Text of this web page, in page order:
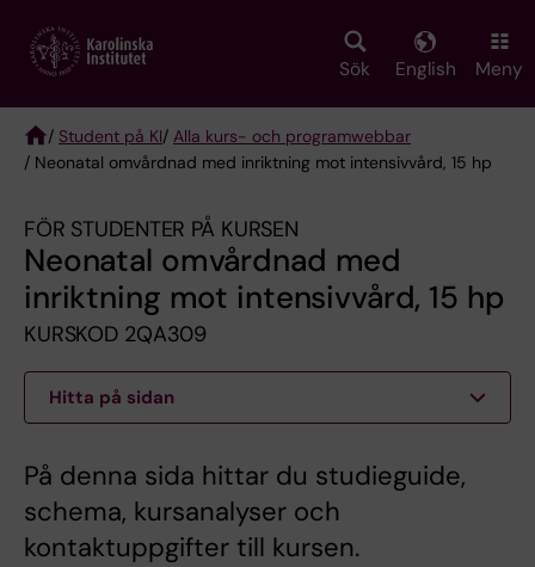
main
Sök English Meny
Breadcrumb
/ Student på KI/ Alla kurs- och programwebbar
/ Neonatal omvårdnad med inriktning mot intensivvård, 15 hp
FÖR STUDENTER PÅ KURSEN
Neonatal omvårdnad med
inriktning mot intensivvård, 15 hp
KURSKOD 2QA309
Hitta på sidan
På denna sida hittar du studieguide,
schema, kursanalyser och
kontaktuppgifter till kursen.